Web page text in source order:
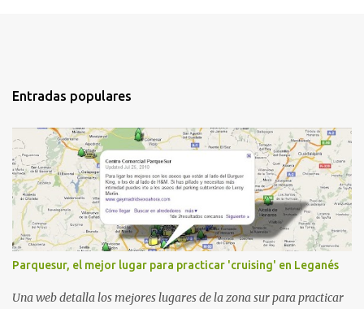
n
r
i
o
s
Entradas populares
Parquesur, el mejor lugar para practicar 'cruising' en Leganés
Una web detalla los mejores lugares de la zona sur para practicar